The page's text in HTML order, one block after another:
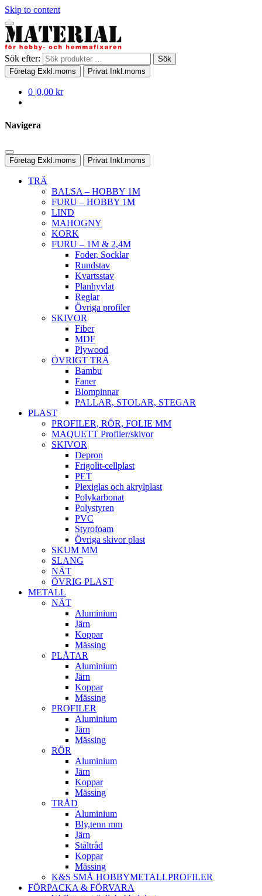
Skip to content
Sök efter:
Sök
Företag Exkl.moms Privat Inkl.moms
0 |0,00 kr
Navigera
Företag Exkl.moms Privat Inkl.moms
TRÄ
BALSA – HOBBY 1M
FURU – HOBBY 1M
LIND
MAHOGNY
KORK
FURU – 1M & 2,4M
Foder, Socklar
Rundstav
Kvartsstav
Planhyvlat
Reglar
Övriga profiler
SKIVOR
Fiber
MDF
Plywood
ÖVRIGT TRÄ
Bambu
Faner
Blompinnar
PALLAR, STOLAR, STEGAR
PLAST
PROFILER, RÖR, FOLIE MM
MAQUETT Profiler/skivor
SKIVOR
Depron
Frigolit-cellplast
PET
Plexiglas och akrylplast
Polykarbonat
Polystyren
PVC
Styrofoam
Övriga skivor plast
SKUM MM
SLANG
NÄT
ÖVRIG PLAST
METALL
NÄT
Aluminium
Järn
Koppar
Mässing
PLÅTAR
Aluminium
Järn
Koppar
Mässing
PROFILER
Aluminium
Järn
Mässing
RÖR
Aluminium
Järn
Koppar
Mässing
TRÅD
Aluminium
Bly,tenn mm
Järn
Ståltråd
Koppar
Mässing
K&S SMÅ HOBBYMETALLPROFILER
FÖRPACKA & FÖRVARA